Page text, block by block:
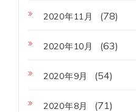
2020年11月 (78)
2020年10月 (63)
2020年9月 (54)
2020年8月 (71)